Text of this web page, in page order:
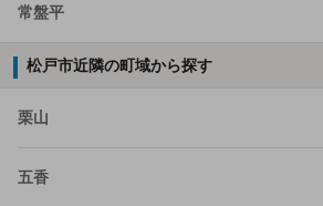
常盤平
松戸市近隣の町域から探す
栗山
五香